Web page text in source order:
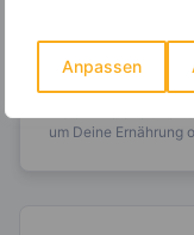
Anpassen
Entdecke dieinvikoo
um Deine Ernährung